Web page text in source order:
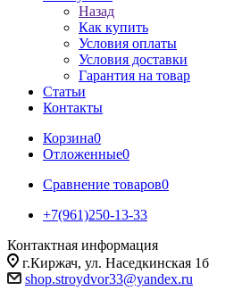
Назад
Как купить
Условия оплаты
Условия доставки
Гарантия на товар
Статьи
Контакты
Корзина0
Отложенные0
Сравнение товаров0
+7(961)250-13-33
Контактная информация
г.Киржач, ул. Наседкинская 1б
shop.stroydvor33@yandex.ru